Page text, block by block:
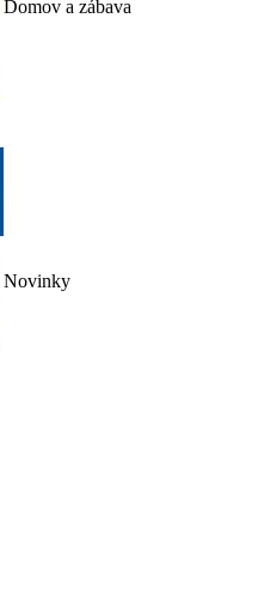
Domov a zábava
Novinky